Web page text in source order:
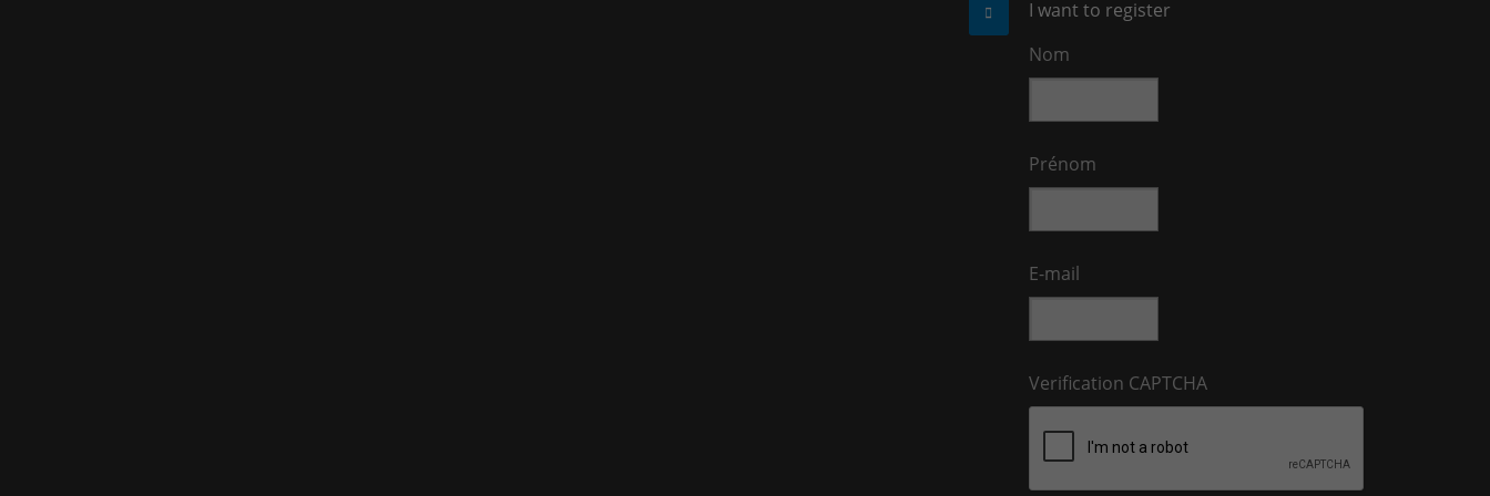
I want to register
Nom
Prénom
E-mail
Verification CAPTCHA